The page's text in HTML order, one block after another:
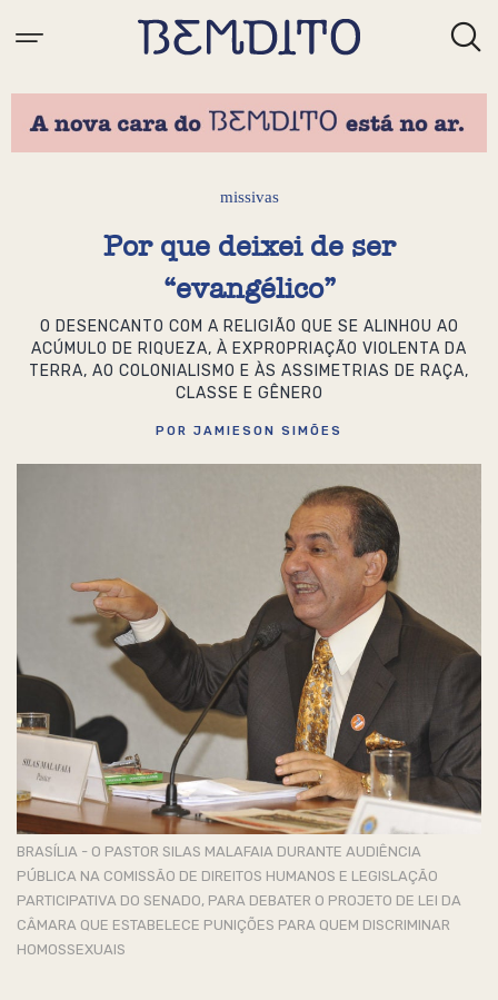
missivas
Por que deixei de ser
“evangélico”
O DESENCANTO COM A RELIGIÃO QUE SE ALINHOU AO
ACÚMULO DE RIQUEZA, À EXPROPRIAÇÃO VIOLENTA DA
TERRA, AO COLONIALISMO E ÀS ASSIMETRIAS DE RAÇA,
CLASSE E GÊNERO
POR JAMIESON SIMÕES
BRASÍLIA - O PASTOR SILAS MALAFAIA DURANTE AUDIÊNCIA
PÚBLICA NA COMISSÃO DE DIREITOS HUMANOS E LEGISLAÇÃO
PARTICIPATIVA DO SENADO, PARA DEBATER O PROJETO DE LEI DA
CÂMARA QUE ESTABELECE PUNIÇÕES PARA QUEM DISCRIMINAR
HOMOSSEXUAIS